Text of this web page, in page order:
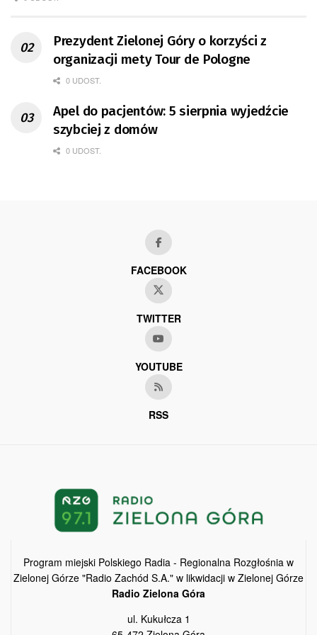
Prezydent Zielonej Góry o korzyści z
organizacji mety Tour de Pologne
0 UDOST.
Apel do pacjentów: 5 sierpnia wyjedźcie
szybciej z domów
0 UDOST.
FACEBOOK
TWITTER
YOUTUBE
RSS
Program miejski Polskiego Radia - Regionalna Rozgłośnia w
Zielonej Górze "Radio Zachód S.A." w likwidacji w Zielonej Górze
Radio Zielona Góra
ul. Kukułcza 1